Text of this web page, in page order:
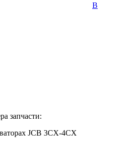
В
запчасти:
JCB 3CX-4CX